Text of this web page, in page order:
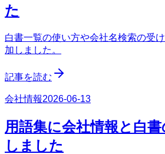
た
白書一覧の使い方や会社名検索の受
加しました。
記事を読む
会社情報2026-06-13
用語集に会社情報と白
しました